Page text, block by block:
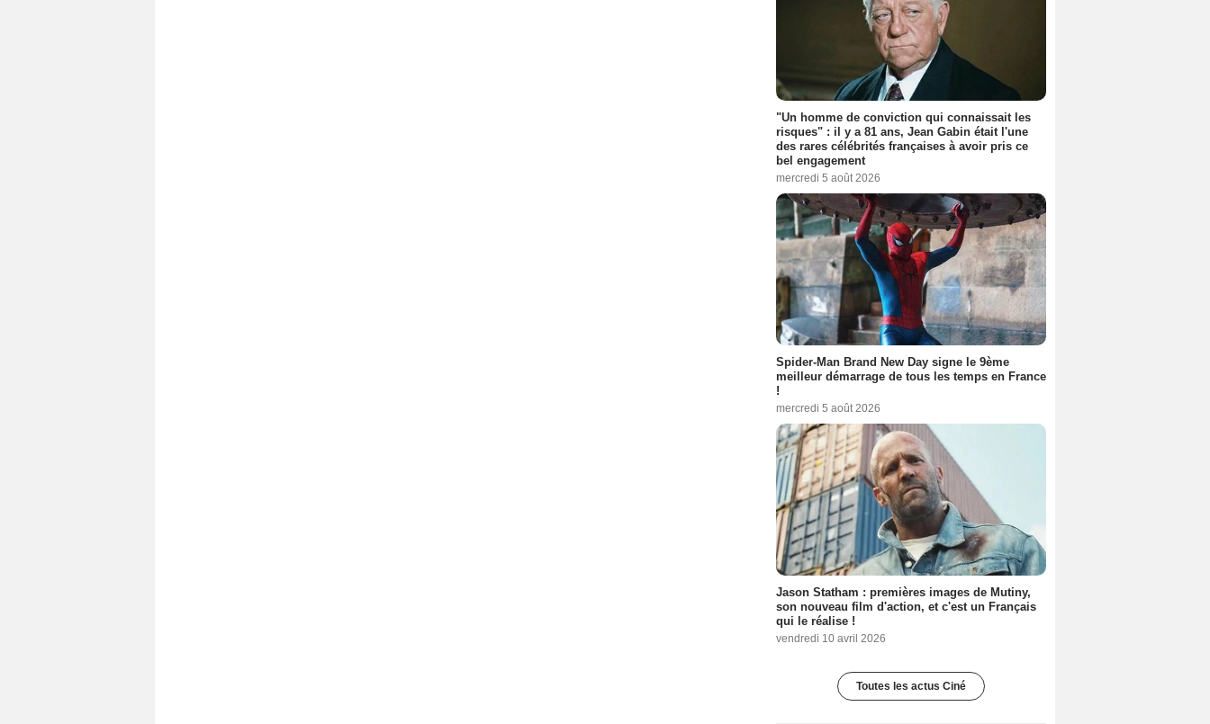
"Un homme de conviction qui connaissait les
risques" : il y a 81 ans, Jean Gabin était l'une
des rares célébrités françaises à avoir pris ce
bel engagement
mercredi 5 août 2026
Spider-Man Brand New Day signe le 9ème
meilleur démarrage de tous les temps en France
!
mercredi 5 août 2026
Jason Statham : premières images de Mutiny,
son nouveau film d'action, et c'est un Français
qui le réalise !
vendredi 10 avril 2026
Toutes les actus Ciné